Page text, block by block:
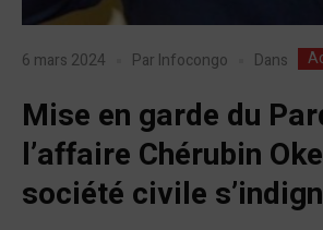
6 mars 2024 Par Infocongo Dans
Mise en garde du
l’affaire Chérubin
société civile